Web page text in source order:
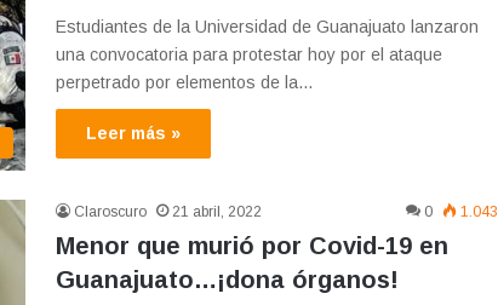
Estudiantes de la Universidad de Guanajuato lanzaron
una convocatoria para protestar hoy por el ataque
perpetrado por elementos de la…
Leer más »
Claroscuro 21 abril, 2022 0 1.043
Menor que murió por Covid-19 en
Guanajuato…¡dona órganos!